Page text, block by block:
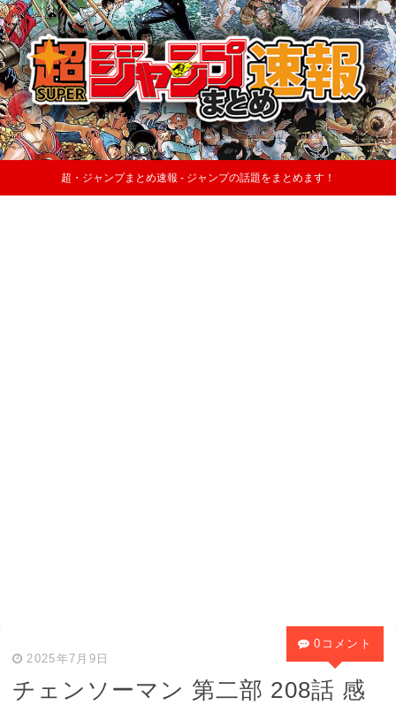
超・ジャンプまとめ速報 - ジャンプの話題をまとめます！
2025年7月9日
チェンソーマン 第二部 208話 感
0コメント